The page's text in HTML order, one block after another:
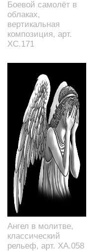
Боевой самолёт в
облаках,
вертикальная
композиция, арт.
XC.171
Ангел в молитве,
классический
рельеф, арт. XA.058